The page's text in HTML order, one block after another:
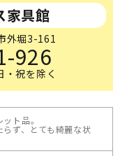
具館
外堀3-161
926
祝を除く
ト品。
ず、とても綺麗な状